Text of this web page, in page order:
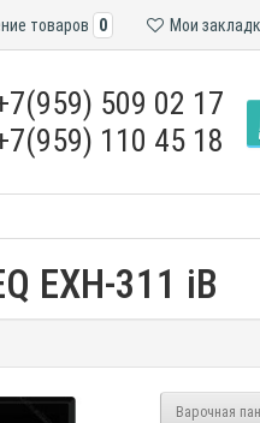
Мои
товаров 0
509 02 17
110 45 18
EXH-311 iB
Варочная